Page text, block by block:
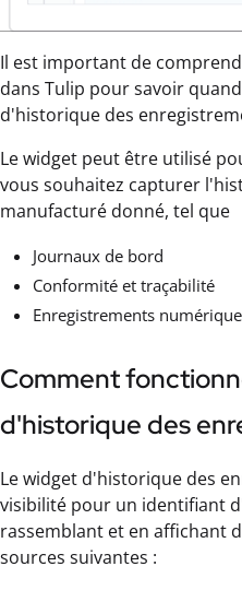
Il est important de
dans Tulip pour savoir
d'historique des
Le widget peut être utilisé
vous souhaitez capturer
manufacturé donné, tel que
Journaux de bord
Conformité et traçabilité
Enregistrements
Comment
d'historique des
Le widget d'historique des
visibilité pour un identifiant
rassemblant et en affichant
sources suivantes :